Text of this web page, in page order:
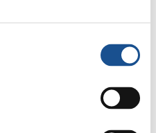
local en el territorio
generativa y su
recorrido iterativo
como un